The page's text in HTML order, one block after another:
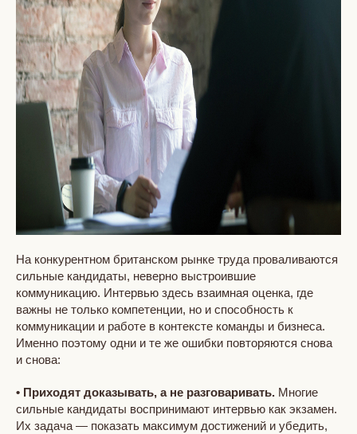
На конкурентном британском рынке труда проваливаются
сильные кандидаты, неверно выстроившие
коммуникацию. Интервью здесь взаимная оценка, где
важны не только компетенции, но и способность к
коммуникации и работе в контексте команды и бизнеса.
Именно поэтому одни и те же ошибки повторяются снова
и снова:
• Приходят доказывать, а не разговаривать. Многие
сильные кандидаты воспринимают интервью как экзамен.
Их задача — показать максимум достижений и убедить,